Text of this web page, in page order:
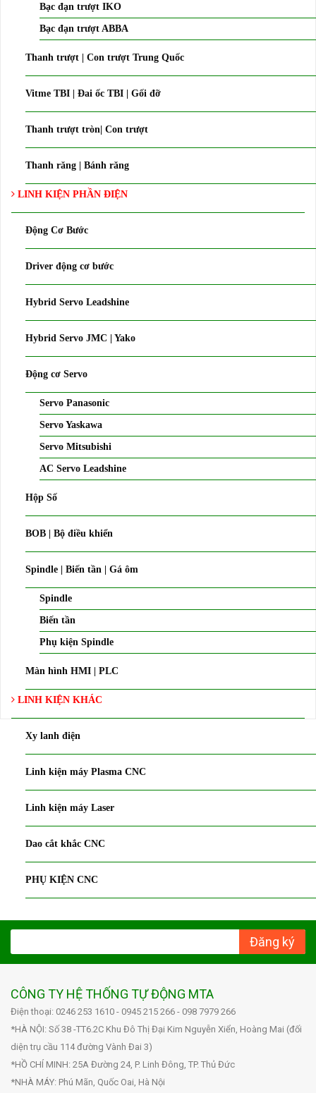
Bạc đạn trượt IKO
Bạc đạn trượt ABBA
Thanh trượt | Con trượt Trung Quốc
Vitme TBI | Đai ốc TBI | Gối đỡ
Thanh trượt tròn| Con trượt
Thanh răng | Bánh răng
LINH KIỆN PHẦN ĐIỆN
Động Cơ Bước
Driver động cơ bước
Hybrid Servo Leadshine
Hybrid Servo JMC | Yako
Động cơ Servo
Servo Panasonic
Servo Yaskawa
Servo Mitsubishi
AC Servo Leadshine
Hộp Số
BOB | Bộ điều khiển
Spindle | Biến tần | Gá ôm
Spindle
Biến tần
Phụ kiện Spindle
Màn hình HMI | PLC
LINH KIỆN KHÁC
Xy lanh điện
Linh kiện máy Plasma CNC
Linh kiện máy Laser
Dao cắt khắc CNC
PHỤ KIỆN CNC
Đăng ký
CÔNG TY HỆ THỐNG TỰ ĐỘNG MTA
Điện thoại: 0246 253 1610 - 0945 215 266 - 098 7979 266
*HÀ NỘI: Số 38 -TT6.2C Khu Đô Thị Đại Kim Nguyễn Xiển, Hoàng Mai (đối
diện trụ cầu 114 đường Vành Đai 3)
*HỒ CHÍ MINH: 25A Đường 24, P. Linh Đông, TP. Thủ Đức
*NHÀ MÁY: Phú Mãn, Quốc Oai, Hà Nội